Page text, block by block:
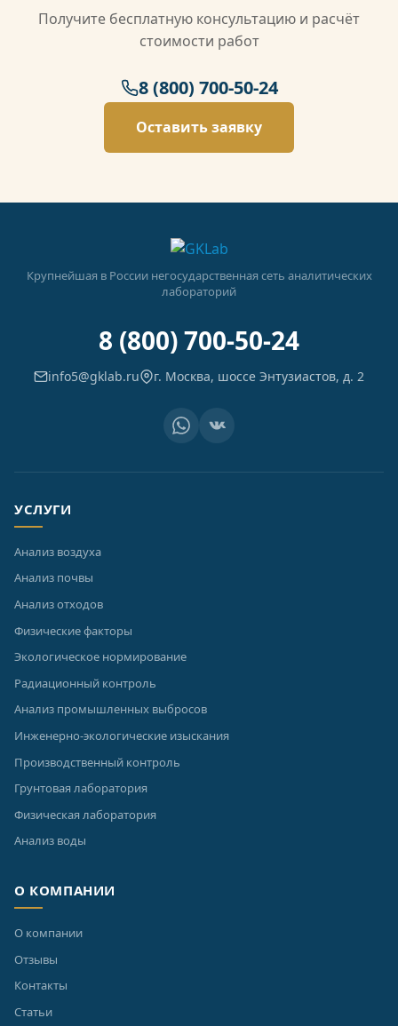
Получите бесплатную консультацию и расчёт
стоимости работ
8 (800) 700-50-24
Оставить заявку
Крупнейшая в России негосударственная сеть аналитических
лабораторий
8 (800) 700-50-24
info5@gklab.ru г. Москва, шоссе Энтузиастов, д. 2
УСЛУГИ
Анализ воздуха
Анализ почвы
Анализ отходов
Физические факторы
Экологическое нормирование
Радиационный контроль
Анализ промышленных выбросов
Инженерно-экологические изыскания
Производственный контроль
Грунтовая лаборатория
Физическая лаборатория
Анализ воды
О КОМПАНИИ
О компании
Отзывы
Контакты
Статьи